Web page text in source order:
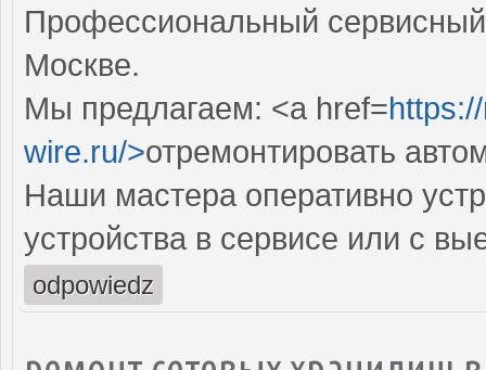
Профессиональный
Москве.
Мы предлагаем: <a href=
wire.ru/>отремонтировать
Наши мастера оперативно
устройства в сервисе или с
odpowiedz